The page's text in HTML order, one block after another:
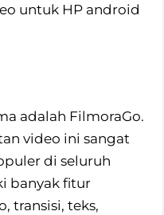
untuk HP android
adalah FilmoraGo.
video ini sangat
di seluruh
banyak fitur
transisi, teks,